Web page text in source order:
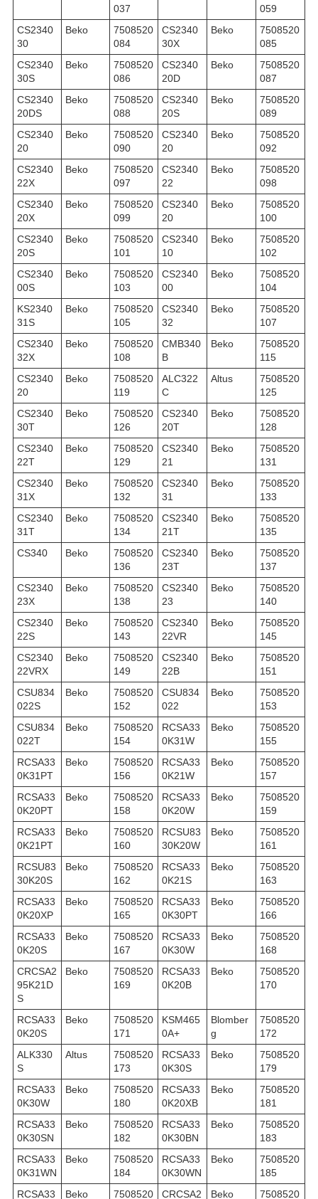
037
059
CS2340
30
Beko
7508520
084
CS2340
30X
Beko
7508520
085
CS2340
30S
Beko
7508520
086
CS2340
20D
Beko
7508520
087
CS2340
20DS
Beko
7508520
088
CS2340
20S
Beko
7508520
089
CS2340
20
Beko
7508520
090
CS2340
20
Beko
7508520
092
CS2340
22X
Beko
7508520
097
CS2340
22
Beko
7508520
098
CS2340
20X
Beko
7508520
099
CS2340
20
Beko
7508520
100
CS2340
20S
Beko
7508520
101
CS2340
10
Beko
7508520
102
CS2340
00S
Beko
7508520
103
CS2340
00
Beko
7508520
104
KS2340
31S
Beko
7508520
105
CS2340
32
Beko
7508520
107
CS2340
32X
Beko
7508520
108
CMB340
B
Beko
7508520
115
CS2340
20
Beko
7508520
119
ALC322
C
Altus
7508520
125
CS2340
30T
Beko
7508520
126
CS2340
20T
Beko
7508520
128
CS2340
22T
Beko
7508520
129
CS2340
21
Beko
7508520
131
CS2340
31X
Beko
7508520
132
CS2340
31
Beko
7508520
133
CS2340
31T
Beko
7508520
134
CS2340
21T
Beko
7508520
135
CS340
Beko
7508520
136
CS2340
23T
Beko
7508520
137
CS2340
23X
Beko
7508520
138
CS2340
23
Beko
7508520
140
CS2340
22S
Beko
7508520
143
CS2340
22VR
Beko
7508520
145
CS2340
22VRX
Beko
7508520
149
CS2340
22B
Beko
7508520
151
CSU834
022S
Beko
7508520
152
CSU834
022
Beko
7508520
153
CSU834
022T
Beko
7508520
154
RCSA33
0K31W
Beko
7508520
155
RCSA33
0K31PT
Beko
7508520
156
RCSA33
0K21W
Beko
7508520
157
RCSA33
0K20PT
Beko
7508520
158
RCSA33
0K20W
Beko
7508520
159
RCSA33
0K21PT
Beko
7508520
160
RCSU83
30K20W
Beko
7508520
161
RCSU83
30K20S
Beko
7508520
162
RCSA33
0K21S
Beko
7508520
163
RCSA33
0K20XP
Beko
7508520
165
RCSA33
0K30PT
Beko
7508520
166
RCSA33
0K20S
Beko
7508520
167
RCSA33
0K30W
Beko
7508520
168
CRCSA2
95K21D
S
Beko
7508520
169
RCSA33
0K20B
Beko
7508520
170
RCSA33
0K20S
Beko
7508520
171
KSM465
0A+
Blomber
g
7508520
172
ALK330
S
Altus
7508520
173
RCSA33
0K30S
Beko
7508520
179
RCSA33
0K30W
Beko
7508520
180
RCSA33
0K20XB
Beko
7508520
181
RCSA33
0K30SN
Beko
7508520
182
RCSA33
0K30BN
Beko
7508520
183
RCSA33
0K31WN
Beko
7508520
184
RCSA33
0K30WN
Beko
7508520
185
RCSA33
Beko
7508520
CRCSA2
Beko
7508520